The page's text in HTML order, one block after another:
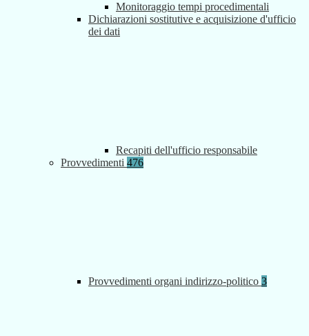
Monitoraggio tempi procedimentali
Dichiarazioni sostitutive e acquisizione d'ufficio
dei dati
Recapiti dell'ufficio responsabile
Provvedimenti 476
Provvedimenti organi indirizzo-politico 3